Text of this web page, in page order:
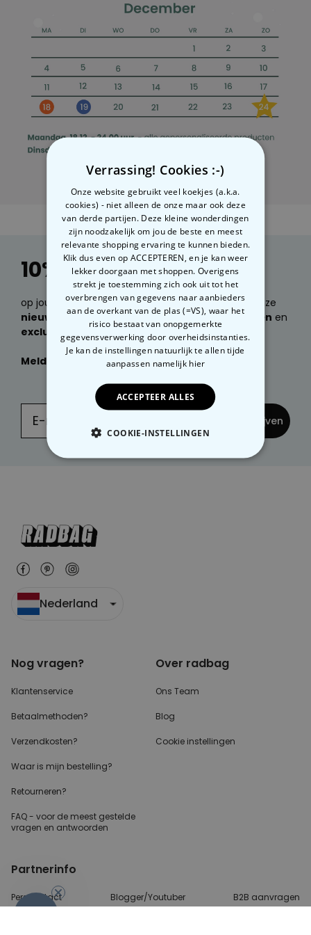
Gepersonaliseerde boxershort
Meer dan
keer
gekocht
29,99 €
Polaroid-look
Gepersonaliseerde
Geurhanger set van 2
13.900keer
gekocht
Personaliseerbaar
Gepersonaliseerd houten blok
waar het begon
Meer dan
1.900
24,99 €
10% korting
op jouw volgende bestelling. Wil je e-mails over onze
nieuwste producten, geweldige cadeau ideeën en
exclusieve kortingen ontvangen?
Meld je dan nu aanvoor onzeNIEUWSBRIEF:
... en inschrijven
Nederland
Nog vragen?
Klantenservice
Betaalmethoden?
Verzendkosten?
Waar is mijn bestelling?
Retourneren?
FAQ - voor de meest gestelde
vragen en antwoorden
Over radbag
Ons Team
Blog
Cookie instellingen
Partnerinfo
Perscontact Blogger/Youtuber B2B aanvragen
Verrassing! Cookies :-)
Onze website gebruikt veel koekjes (a.k.a.
cookies) - niet alleen de onze maar ook deze
van derde partijen. Deze kleine wonderdingen
zijn noodzakelijk om jou de beste en meest
relevante shopping ervaring te kunnen bieden.
Klik dus even op ACCEPTEREN, en je kan weer
lekker doorgaan met shoppen. Overigens
strekt je toestemming zich ook uit tot het
overbrengen van gegevens naar aanbieders
aan de overkant van de plas (=VS), waar het
risico bestaat van onopgemerkte
gegevensverwerking door overheidsinstanties.
Je kan de instellingen natuurlijk te allen tijde
aanpassen namelijk hier
ACCEPTEER ALLES
COOKIE-INSTELLINGEN
NOODZAKELIJK
MARKETING